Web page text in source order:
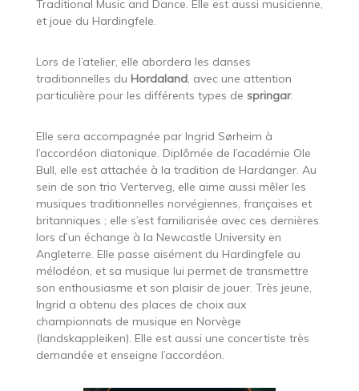
Traditional Music and Dance. Elle est aussi musicienne,
et joue du Hardingfele.
Lors de l’atelier, elle abordera les danses
traditionnelles du Hordaland, avec une attention
particulière pour les différents types de springar.
Elle sera accompagnée par Ingrid Sørheim à
l’accordéon diatonique. Diplômée de l’académie Ole
Bull, elle est attachée à la tradition de Hardanger. Au
sein de son trio Verterveg, elle aime aussi mêler les
musiques traditionnelles norvégiennes, françaises et
britanniques ; elle s’est familiarisée avec ces dernières
lors d’un échange à la Newcastle University en
Angleterre. Elle passe aisément du Hardingfele au
mélodéon, et sa musique lui permet de transmettre
son enthousiasme et son plaisir de jouer. Très jeune,
Ingrid a obtenu des places de choix aux
championnats de musique en Norvège
(landskappleiken). Elle est aussi une concertiste très
demandée et enseigne l’accordéon.